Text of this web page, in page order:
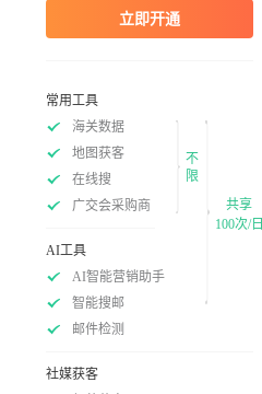
立即开通
常用工具
海关数据
地图获客
在线搜
广交会采购商
不
限
AI工具
AI智能营销助手
智能搜邮
邮件检测
社媒获客
共享
100次/日